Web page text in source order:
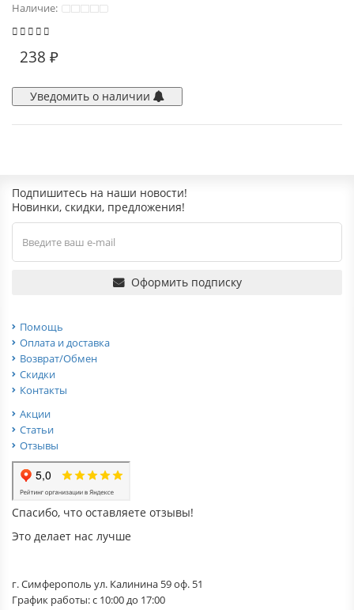
Наличие:
238 ₽
Уведомить о наличии
Подпишитесь на наши новости!
Новинки, скидки, предложения!
Оформить подписку
Помощь
Оплата и доставка
Возврат/Обмен
Скидки
Контакты
Акции
Статьи
Отзывы
Спасибо, что оставляете отзывы!
Это делает нас лучше
г. Симферополь ул. Калинина 59 оф. 51
График работы: с 10:00 до 17:00